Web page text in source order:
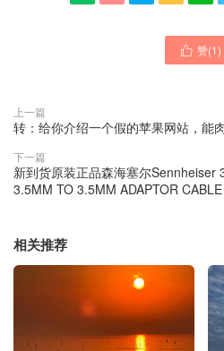
 赞(1)
上一篇
转：给你介绍一个假的苹果网站，能
下一篇
新到货原装正品森海塞尔Sennheiser
3.5MM TO 3.5MM ADAPTOR CABLE
相关推荐